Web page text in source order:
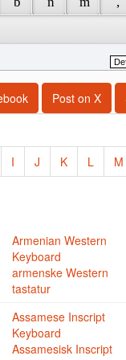
Post on X
I J K L
M
Armenian Western
Keyboard
armenske Western
tastatur
Assamese Inscript
Keyboard
Assamesisk Inscript